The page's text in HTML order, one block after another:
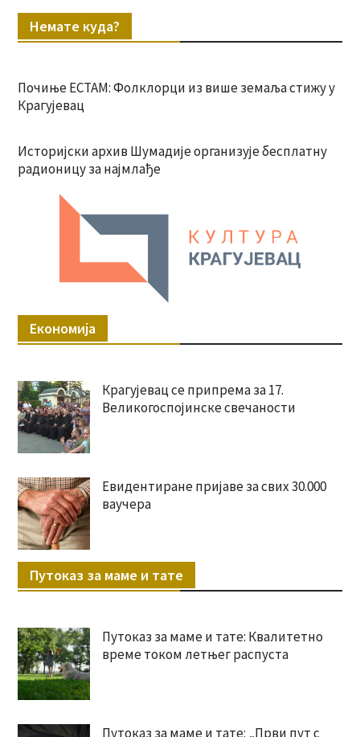
Немате куда?
Почиње ЕСТАМ: Фолклорци из више земаља стижу у
Крагујевац
Историјски архив Шумадије организује бесплатну
радионицу за најмлађе
Економија
Крагујевац се припрема за 17.
Великогоспојинске свечаности
Евидентиране пријаве за свих 30.000
ваучера
Путоказ за маме и тате
Путоказ за маме и тате: Квалитетно
време током летњег распуста
Путоказ за маме и тате: „Први пут с